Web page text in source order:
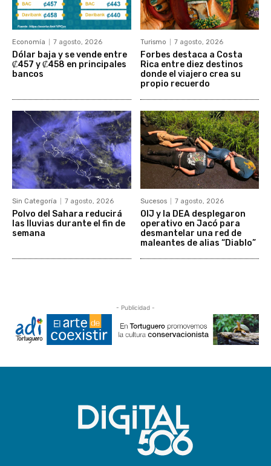
Economía 7 agosto, 2026
Dólar baja y se vende entre
₡457 y ₡458 en principales
bancos
Turismo 7 agosto, 2026
Forbes destaca a Costa
Rica entre diez destinos
donde el viajero crea su
propio recuerdo
Sin Categoría 7 agosto, 2026
Polvo del Sahara reducirá
las lluvias durante el fin de
semana
Sucesos 7 agosto, 2026
OIJ y la DEA desplegaron
operativo en Jacó para
desmantelar una red de
maleantes de alias “Diablo”
- Publicidad -